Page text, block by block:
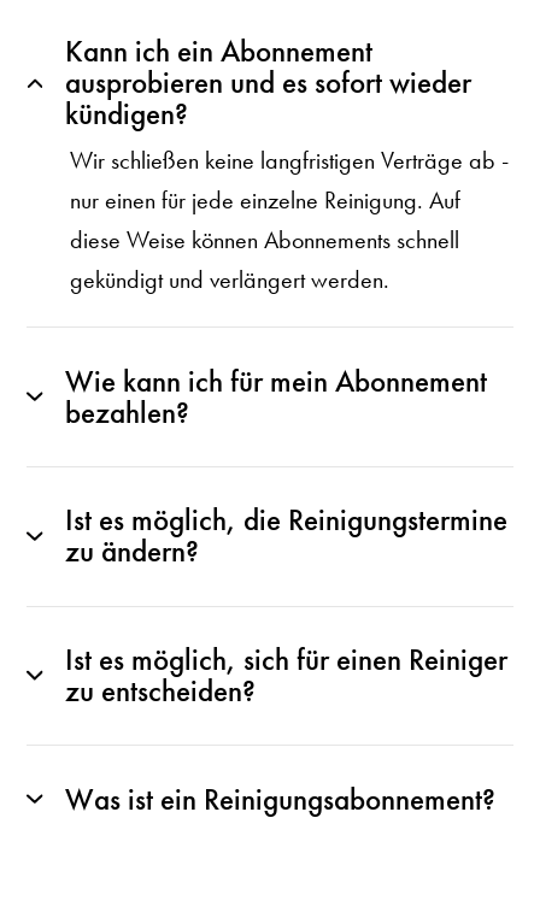
Kann ich ein Abonnement
ausprobieren und es sofort wieder
kündigen?
Wir schließen keine langfristigen Verträge ab -
nur einen für jede einzelne Reinigung. Auf
diese Weise können Abonnements schnell
gekündigt und verlängert werden.
Wie kann ich für mein Abonnement
bezahlen?
Ist es möglich, die Reinigungstermine
zu ändern?
Ist es möglich, sich für einen Reiniger
zu entscheiden?
Was ist ein Reinigungsabonnement?